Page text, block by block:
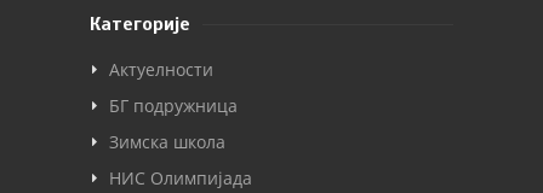
Категорије
Актуелности
БГ подружница
Зимска школа
НИС Олимпијада